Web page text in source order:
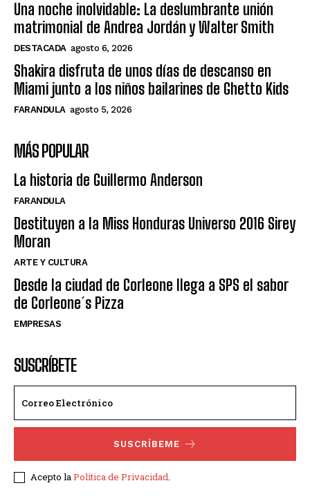
Una noche inolvidable: La deslumbrante unión
matrimonial de Andrea Jordán y Walter Smith
DESTACADA agosto 6, 2026
Shakira disfruta de unos días de descanso en
Miami junto a los niños bailarines de Ghetto Kids
FARANDULA agosto 5, 2026
MÁS POPULAR
La historia de Guillermo Anderson
FARANDULA
Destituyen a la Miss Honduras Universo 2016 Sirey
Moran
ARTE Y CULTURA
Desde la ciudad de Corleone llega a SPS el sabor
de Corleone´s Pizza
EMPRESAS
SUSCRÍBETE
SUSCRÍBEME
Acepto laPolítica de Privacidad.